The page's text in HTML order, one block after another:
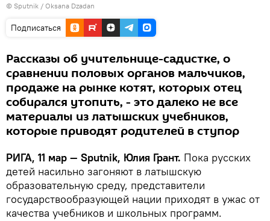
© Sputnik / Oksana Dzadan
Подписаться
Рассказы об учительнице-садистке, о
сравнении половых органов мальчиков,
продаже на рынке котят, которых отец
собирался утопить, - это далеко не все
материалы из латышских учебников,
которые приводят родителей в ступор
РИГА, 11 мар — Sputnik, Юлия Грант. Пока русских
детей насильно загоняют в латышскую
образовательную среду, представители
государствообразующей нации приходят в ужас от
качества учебников и школьных программ.